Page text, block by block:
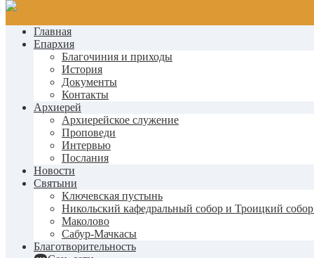
Главная
Епархия
Благочиния и приходы
История
Документы
Контакты
Архиерей
Архиерейское служение
Проповеди
Интервью
Послания
Новости
Святыни
Ключевская пустынь
Никольский кафедральный собор и Троицкий собор
Маколово
Сабур-Мачкасы
Благотворительность